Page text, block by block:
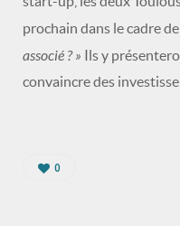
prochain dans le cadre de
associé ? » Ils y
convaincre des
0